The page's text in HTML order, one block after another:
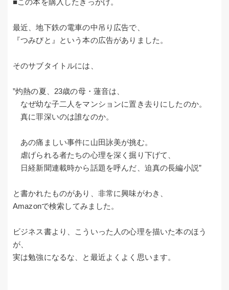
最近、地下鉄の電車の中吊り広告で、
『つみびと』という本の広告がありました。
そのサブタイトルには、
”灼熱の夏、23歳の母・蓮音は、
なぜ幼な子二人をマンションに置き去りにしたのか。
真に罪深いのは誰なのか。
あの痛ましい事件に山田詠美が挑む。
虐げられる者たちの心理を深く掘り下げて、
日経新聞連載時から話題を呼んだ、迫真の長編小説”
と書かれたものがあり、非常に興味がわき、
Amazonで検索してみました。
ビジネス書より、こういった人の心理を描いた本のほう
が、
実は勉強になるな、と最近よくよく思います。